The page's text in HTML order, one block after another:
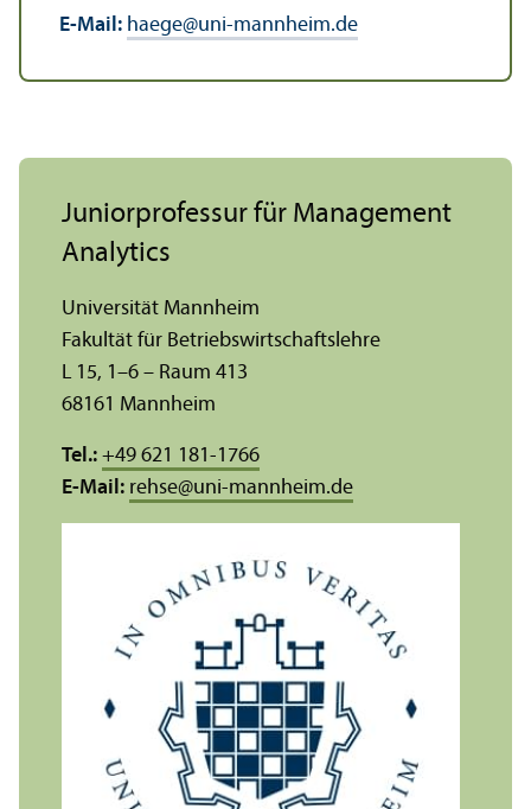
E-Mail: haege@uni-mannheim.de
Junior­professur für Management
Analytics
Universität Mannheim
Fakultät für Betriebs­wirtschafts­lehre
L 15, 1–6 – Raum 413
68161 Mannheim
Tel.: +49 621 181-1766
E-Mail: rehse@uni-mannheim.de